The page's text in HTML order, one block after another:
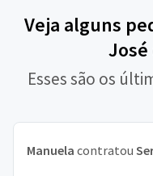
Veja alguns
José
Esses são os
Manuela contratou